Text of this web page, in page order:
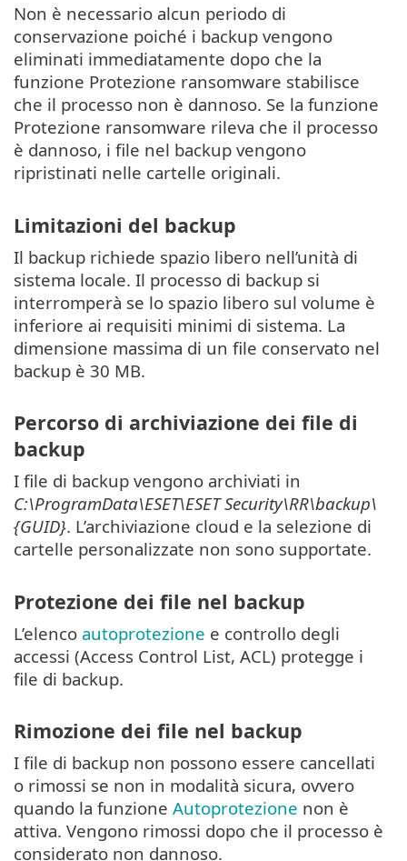
Non è necessario alcun periodo di
conservazione poiché i backup vengono
eliminati immediatamente dopo che la
funzione Protezione ransomware stabilisce
che il processo non è dannoso. Se la funzione
Protezione ransomware rileva che il processo
è dannoso, i file nel backup vengono
ripristinati nelle cartelle originali.
Limitazioni del backup
Il backup richiede spazio libero nell’unità di
sistema locale. Il processo di backup si
interromperà se lo spazio libero sul volume è
inferiore ai requisiti minimi di sistema. La
dimensione massima di un file conservato nel
backup è 30 MB.
Percorso di archiviazione dei file di
backup
I file di backup vengono archiviati in
C:\ProgramData\ESET\ESET Security\RR\backup\
{GUID}. L’archiviazione cloud e la selezione di
cartelle personalizzate non sono supportate.
Protezione dei file nel backup
L’elenco autoprotezione e controllo degli
accessi (Access Control List, ACL) protegge i
file di backup.
Rimozione dei file nel backup
I file di backup non possono essere cancellati
o rimossi se non in modalità sicura, ovvero
quando la funzione Autoprotezione non è
attiva. Vengono rimossi dopo che il processo è
considerato non dannoso.